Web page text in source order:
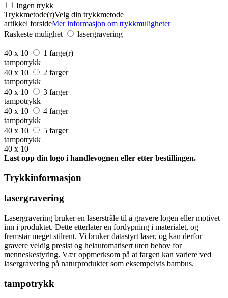
Ingen trykk
Trykkmetode(r)Velg din trykkmetode
artikkel forsideMer informasjon om trykkmuligheter
Raskeste mulighet
lasergravering
40 x 10
1 farge(r)
tampotrykk
40 x 10
2 farger
tampotrykk
40 x 10
3 farger
tampotrykk
40 x 10
4 farger
tampotrykk
40 x 10
5 farger
tampotrykk
40 x 10
Last opp din logo i handlevognen eller etter bestillingen.
Trykkinformasjon
lasergravering
Lasergravering bruker en laserstråle til å gravere logen eller motivet
inn i produktet. Dette etterlater en fordypning i materialet, og
fremstår meget stilrent. Vi bruker datastyrt laser, og kan derfor
gravere veldig presist og helautomatisert uten behov for
menneskestyring. Vær oppmerksom på at fargen kan variere ved
lasergravering på naturprodukter som eksempelvis bambus.
tampotrykk